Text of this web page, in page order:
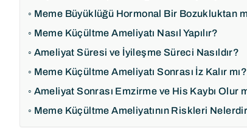
Meme Büyüklüğü Hormonal Bir Bozukluktan
Meme Küçültme Ameliyatı Nasıl Yapılır?
Ameliyat Süresi ve İyileşme Süreci Nasıldır?
Meme Küçültme Ameliyatı Sonrası İz Kalır mı?
Ameliyat Sonrası Emzirme ve His Kaybı Olur
Meme Küçültme Ameliyatının Riskleri